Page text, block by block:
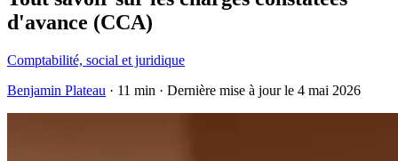
d'avance (CCA)
Comptabilité, social et juridique
Benjamin Plateau · 11 min · Dernière mise à jour le 4 mai 2026